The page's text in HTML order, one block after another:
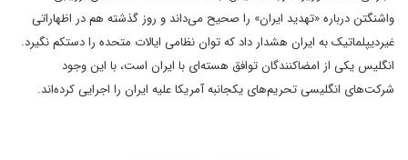
واشنگتن درباره «تهدید ایران» را صحیح می‌داند و روز گذشته هم در اظهاراتی
غیردیپلماتیک به ایران هشدار داد که توان نظامی ایالات متحده را دستکم نگیرد.
انگلیس یکی از امضاکنندگان توافق هسته‌ای با ایران است، با این وجود
شرکت‌های انگلیسی تحریم‌های یکجانبه آمریکا علیه ایران را اجرایی کرده‌اند.